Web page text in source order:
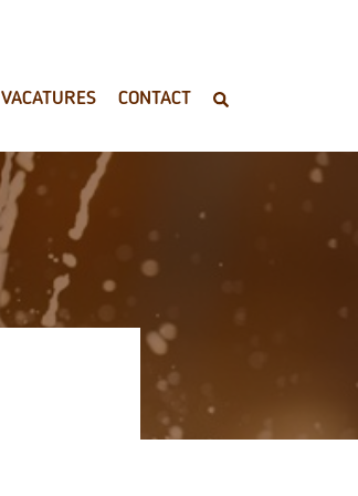
VACATURES CONTACT